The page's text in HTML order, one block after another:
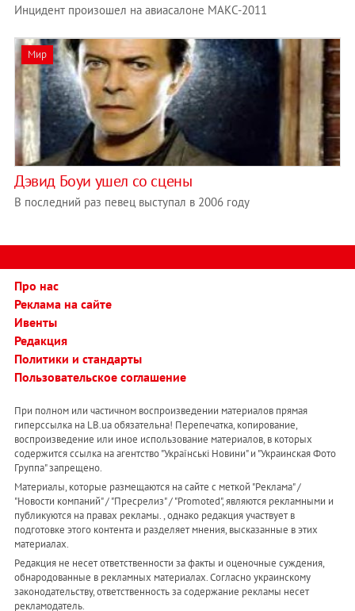
Инцидент произошел на авиасалоне МАКС-2011
Мир
Дэвид Боуи ушел со сцены
В последний раз певец выступал в 2006 году
Про нас
Реклама на сайте
Ивенты
Редакция
Политики и стандарты
Пользовательское соглашение
При полном или частичном воспроизведении материалов прямая
гиперссылка на LB.ua обязательна! Перепечатка, копирование,
воспроизведение или иное использование материалов, в которых
содержится ссылка на агентство "Українськi Новини" и "Украинская Фото
Группа" запрещено.
Материалы, которые размещаются на сайте с меткой "Реклама" /
"Новости компаний" / "Пресрелиз" / "Promoted", являются рекламными и
публикуются на правах рекламы. , однако редакция участвует в
подготовке этого контента и разделяет мнения, высказанные в этих
материалах.
Редакция не несет ответственности за факты и оценочные суждения,
обнародованные в рекламных материалах. Согласно украинскому
законодательству, ответственность за содержание рекламы несет
рекламодатель.